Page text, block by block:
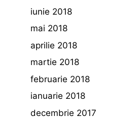
iunie 2018
mai 2018
aprilie 2018
martie 2018
februarie 2018
ianuarie 2018
decembrie 2017